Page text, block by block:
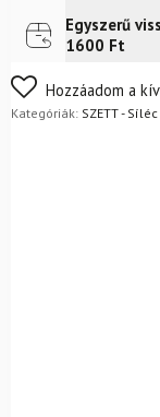
Futár a címre
Egyszerű
1600 Ft
Nem biztos a
egyszerűen
Hozzáadom a
Kategóriák: SZETT -